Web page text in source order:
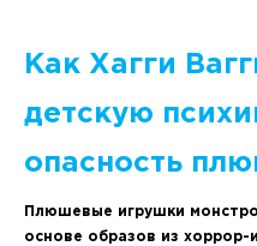
Как Хагги
детскую
опасность
Плюшевые игрушки
основе образов из хоррор-